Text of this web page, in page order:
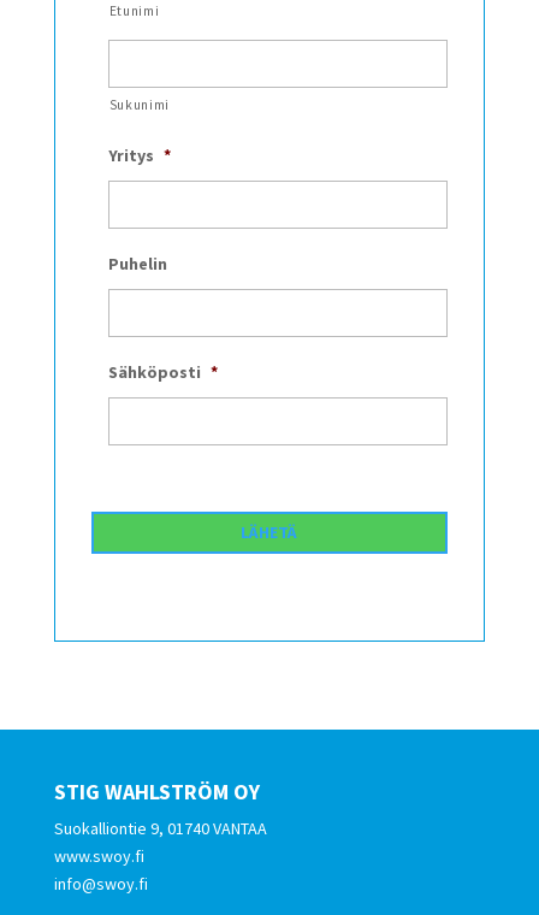
Etunimi
Sukunimi
Yritys *
Puhelin
Sähköposti *
STIG WAHLSTRÖM OY
Suokalliontie 9, 01740 VANTAA
www.swoy.fi
info@swoy.fi